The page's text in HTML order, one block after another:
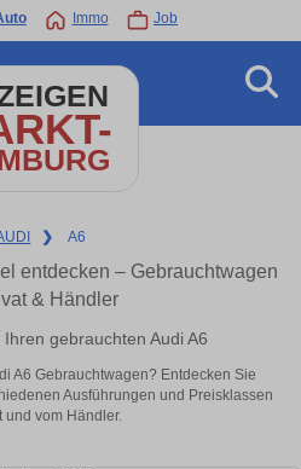
Immo Job
❯ A6
entdecken – Gebrauchtwagen
& Händler
gebrauchten Audi A6
A6 Gebrauchtwagen? Entdecken Sie
Ausführungen und Preisklassen
und vom Händler.